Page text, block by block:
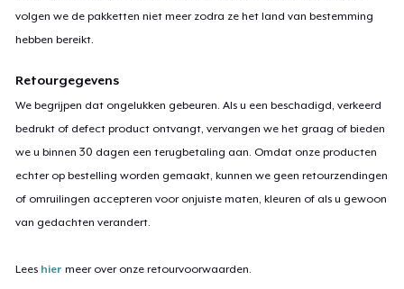
volgen we de pakketten niet meer zodra ze het land van bestemming
hebben bereikt.
Retourgegevens
We begrijpen dat ongelukken gebeuren. Als u een beschadigd, verkeerd
bedrukt of defect product ontvangt, vervangen we het graag of bieden
we u binnen 30 dagen een terugbetaling aan. Omdat onze producten
echter op bestelling worden gemaakt, kunnen we geen retourzendingen
of omruilingen accepteren voor onjuiste maten, kleuren of als u gewoon
van gedachten verandert.
Lees hier meer over onze retourvoorwaarden.